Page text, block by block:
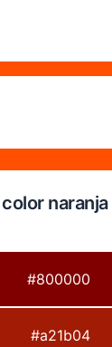
naranja
#800000
#a21b04